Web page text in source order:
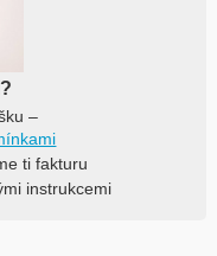
–
ti fakturu
instrukcemi